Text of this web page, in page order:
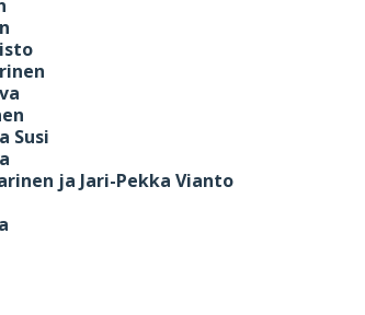
Susi
ja Jari-Pekka Vianto